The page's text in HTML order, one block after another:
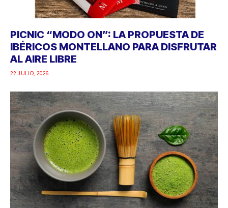
PICNIC “MODO ON”: LA PROPUESTA DE
IBÉRICOS MONTELLANO PARA DISFRUTAR
AL AIRE LIBRE
22 JULIO, 2026